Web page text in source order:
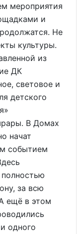
мероприятия
и
Не
культуры.
из
ДК
световое и
детского
В Домах
начат
событием
за всю
ещё в этом
одного